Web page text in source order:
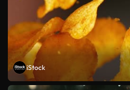
iStock